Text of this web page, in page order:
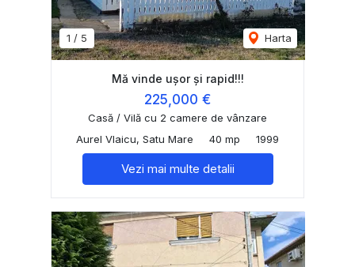
1 / 5 Harta
Mă vinde ușor și rapid!!!
225,000 €
Casă / Vilă cu 2 camere de vânzare
Aurel Vlaicu, Satu Mare
40 mp 1999
Vezi mai multe detalii